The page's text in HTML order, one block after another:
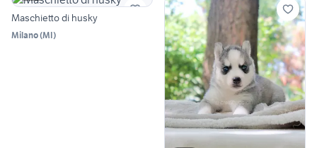
Maschietto di husky
Milano(MI)